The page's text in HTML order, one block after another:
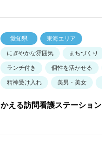
愛知県
東海エリア
にぎやかな雰囲気
まちづくり
ランチ付き
個性を活かせる
精神受け入れ
美男・美女
かえる訪問看護ステーション